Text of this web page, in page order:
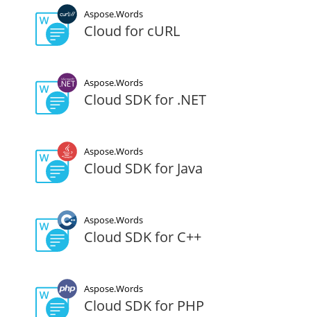
Aspose.Words
Cloud for cURL
Aspose.Words
Cloud SDK for .NET
Aspose.Words
Cloud SDK for Java
Aspose.Words
Cloud SDK for C++
Aspose.Words
Cloud SDK for PHP